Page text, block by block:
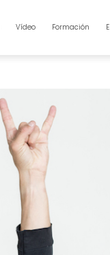
Formación
Vídeo